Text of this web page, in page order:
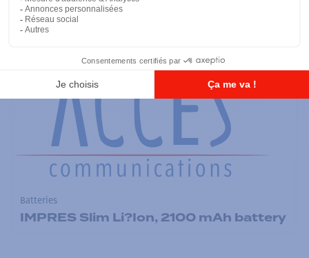
Ajouter à la liste
Batteries
IMPRES Slim Li?Ion, 2100 mAh battery